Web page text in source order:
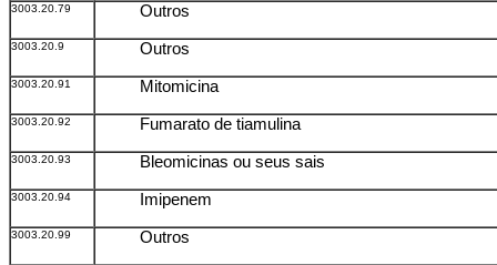
3003.20.79 Outros
3003.20.9 Outros
3003.20.91 Mitomicina
3003.20.92 Fumarato de tiamulina
3003.20.93 Bleomicinas ou seus sais
3003.20.94 Imipenem
3003.20.99 Outros